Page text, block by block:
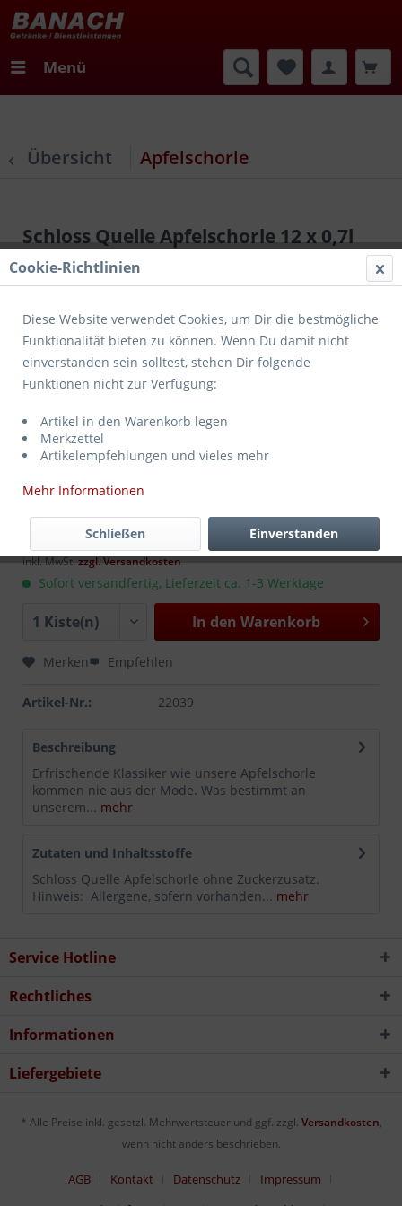
Menü
Übersicht Apfelschorle
Schloss Quelle Apfelschorle 12 x 0,7l
12,99 € *MEHRWEG
8.4 Liter (1,55 € * / 1 Liter)
inkl. MwSt.zzgl. Versandkosten
Sofort versandfertig, Lieferzeit ca. 1-3 Werktage
In den Warenkorb
Merken Empfehlen
Artikel-Nr.: 22039
Beschreibung
Erfrischende Klassiker wie unsere Apfelschorle
kommen nie aus der Mode. Was bestimmt an
unserem... mehr
Zutaten und Inhaltsstoffe
Schloss Quelle Apfelschorle ohne Zuckerzusatz.
Hinweis: Allergene, sofern vorhanden... mehr
Service Hotline
Rechtliches
Informationen
Liefergebiete
* Alle Preise inkl. gesetzl. Mehrwertsteuer und ggf. zzgl. Versandkosten,
wenn nicht anders beschrieben.
AGB Kontakt Datenschutz
Impressum
Cookie-Richtlinien
Diese Website verwendet Cookies, um Dir die bestmögliche
Funktionalität bieten zu können. Wenn Du damit nicht
einverstanden sein solltest, stehen Dir folgende
Funktionen nicht zur Verfügung:
Artikel in den Warenkorb legen
Merkzettel
Artikelempfehlungen und vieles mehr
Mehr Informationen
Einverstanden
Schließen